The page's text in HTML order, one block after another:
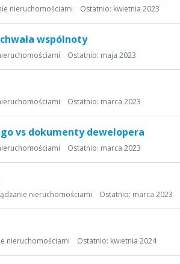
Ostatnio: kwietnia 2023
nieruchomościami
wspólnoty
Ostatnio: maja 2023
Ostatnio: marca 2023
vs dokumenty dewelopera
Ostatnio: marca 2023
Ostatnio: marca 2023
nieruchomościami
Ostatnio: kwietnia 2024
nieruchomościami